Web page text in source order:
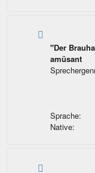
"Der
amüsant
Sprache:
Native: